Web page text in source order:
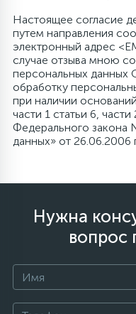
Столярно-слесарный
Тиски
Трубогибы
Ударно-рычажный
Шарнирно-губцевый
Электромонтажный
Настоящее согласие
путем направления
электронный адрес
случае отзыва мною
персональных данных
обработку
при наличии
части 1 статьи 6,
Федерального
данных» от 26.06.2006
Нужна
вопрос